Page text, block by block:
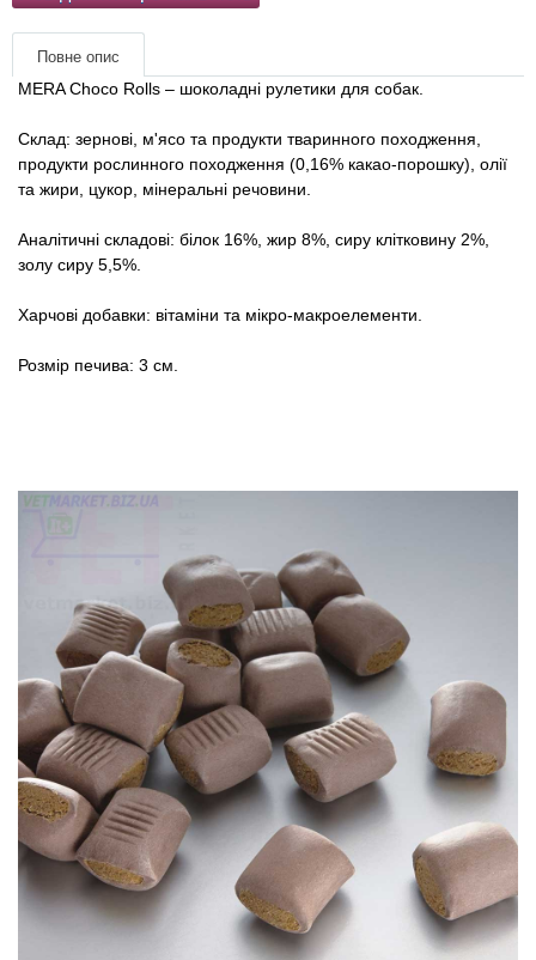
Повне опис
MERA Choco Rolls – шоколадні рулетики для собак.
Склад: зернові, м'ясо та продукти тваринного походження,
продукти рослинного походження (0,16% какао-порошку), олії
та жири, цукор, мінеральні речовини.
Аналітичні складові: білок 16%, жир 8%, сиру клітковину 2%,
золу сиру 5,5%.
Харчові добавки: вітаміни та мікро-макроелементи.
Розмір печива: 3 см.
Товари для голубів
Товари для гризунів
Товари для коней
Товари для людей
Хозряд - господарчі товари оптом
Популярні зоотоварі
Архів / Знято з виробництва